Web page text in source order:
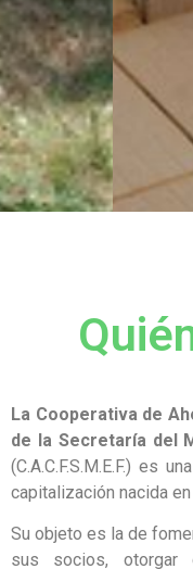
La Cooperativa de
de la Secretaría del
(C.A.C.F.S.M.E.F.) es
capitalización nacida en
Su objeto es la de
sus socios, otorgar